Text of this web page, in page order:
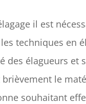
il est
techniques en
des élagueurs et
le
souhaitant